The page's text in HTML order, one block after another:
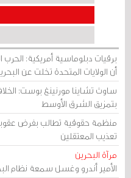
برقيات دبلوماسية أمريكية: الحرب
أن الولايات المتحدة تخلت عن
ساوث تشاينا مورنينغ بوست:
بتمزيق الشرق الأوسط
منظمة حقوقية تطالب بفرض
تعذيب المعتقلين
مرآة البحرين
الأمير أندرو وغسل سمعة نظام